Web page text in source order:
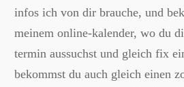
infos ich von dir brauche, und
meinem online-kalender, wo du
termin aussuchst und gleich fix
bekommst du auch gleich einen